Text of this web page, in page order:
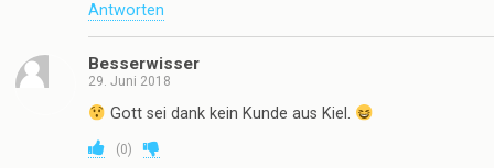
Antworten
Besserwisser
29. Juni 2018
Gott sei dank kein Kunde aus Kiel.
(0)